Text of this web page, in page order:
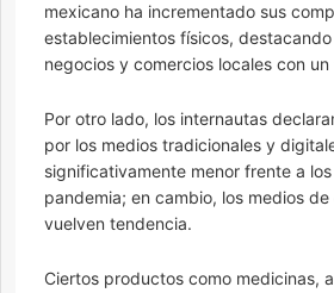
mexicano ha incrementado sus
establecimientos físicos,
negocios y comercios locales con un
Por otro lado, los internautas
por los medios tradicionales y
significativamente menor frente a
pandemia; en cambio, los medios
vuelven tendencia.
Ciertos productos como medicinas,